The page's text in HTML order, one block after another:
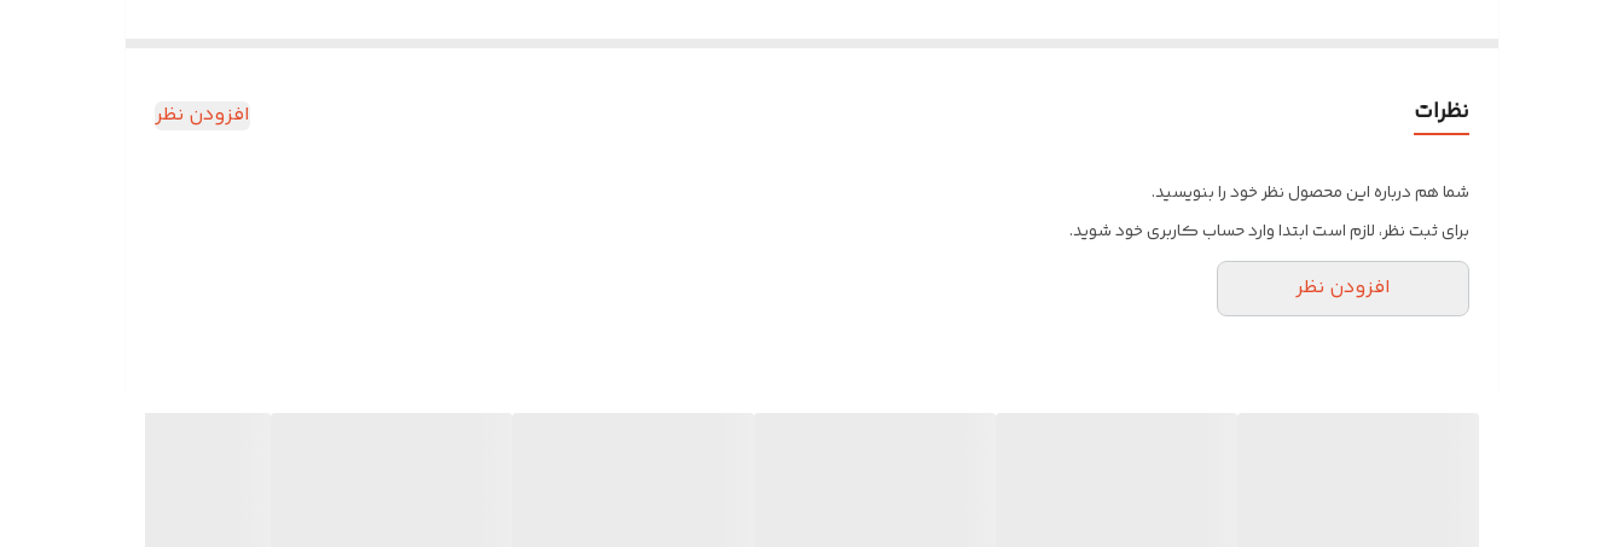
نظرات افزودن نظر
شما هم درباره این محصول نظر خود را بنویسید.
برای ثبت نظر، لازم است ابتدا وارد حساب کاربری خود شوید.
افزودن نظر